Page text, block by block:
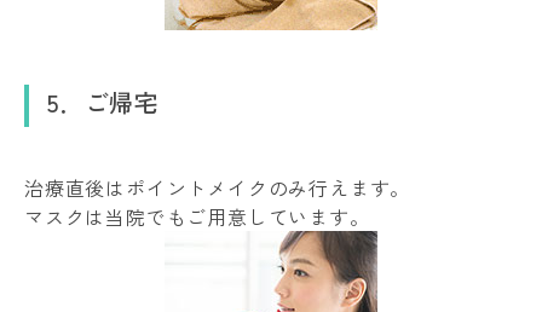
5．ご帰宅
治療直後はポイントメイクのみ行えます。
マスクは当院でもご用意しています。